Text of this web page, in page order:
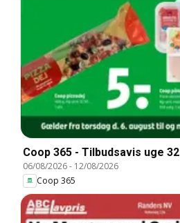
Coop 365 - Tilbudsavis uge 32
06/08/2026- 12/08/2026
Coop 365